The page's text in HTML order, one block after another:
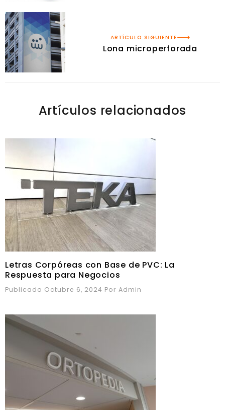
ARTÍCULO SIGUIENTE
Lona microperforada
Artículos relacionados
Letras Corpóreas con Base de PVC: La
Respuesta para Negocios
Publicado Octubre 6, 2024 Por Admin